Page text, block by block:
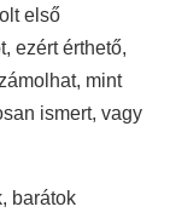
első
ezért érthető,
mint
ismert, vagy
barátok